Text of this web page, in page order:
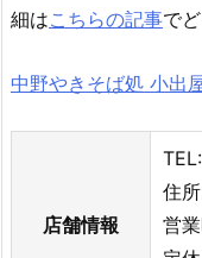
細はこちらの記事で
中野やきそば処 小出
店舗情報
住
営